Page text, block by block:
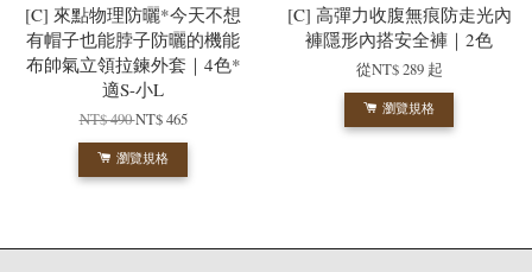
[C] 來點物理防曬*今天不想
有帽子也能脖子防曬的機能
布帥氣立領拉鍊外套｜4色*
適S-小L
NT$ 490NT$ 465
瀏覽規格
[C] 高彈力收腹無痕防走光內
褲隱形內搭安全褲｜2色
從NT$ 289 起
瀏覽規格